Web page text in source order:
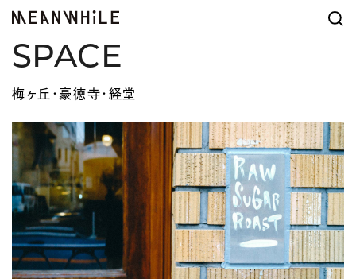
SPACE
梅ヶ丘・豪徳寺・経堂